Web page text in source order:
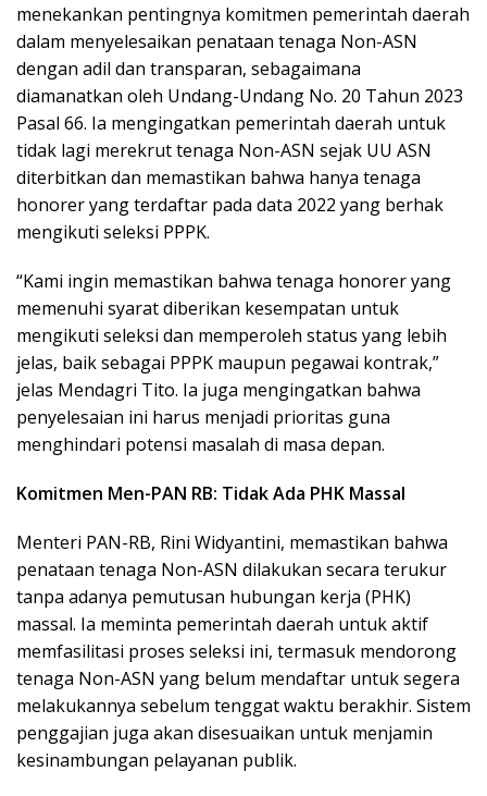
menekankan pentingnya komitmen pemerintah daerah
dalam menyelesaikan penataan tenaga Non-ASN
dengan adil dan transparan, sebagaimana
diamanatkan oleh Undang-Undang No. 20 Tahun 2023
Pasal 66. Ia mengingatkan pemerintah daerah untuk
tidak lagi merekrut tenaga Non-ASN sejak UU ASN
diterbitkan dan memastikan bahwa hanya tenaga
honorer yang terdaftar pada data 2022 yang berhak
mengikuti seleksi PPPK.
“Kami ingin memastikan bahwa tenaga honorer yang
memenuhi syarat diberikan kesempatan untuk
mengikuti seleksi dan memperoleh status yang lebih
jelas, baik sebagai PPPK maupun pegawai kontrak,”
jelas Mendagri Tito. Ia juga mengingatkan bahwa
penyelesaian ini harus menjadi prioritas guna
menghindari potensi masalah di masa depan.
Komitmen Men-PAN RB: Tidak Ada PHK Massal
Menteri PAN-RB, Rini Widyantini, memastikan bahwa
penataan tenaga Non-ASN dilakukan secara terukur
tanpa adanya pemutusan hubungan kerja (PHK)
massal. Ia meminta pemerintah daerah untuk aktif
memfasilitasi proses seleksi ini, termasuk mendorong
tenaga Non-ASN yang belum mendaftar untuk segera
melakukannya sebelum tenggat waktu berakhir. Sistem
penggajian juga akan disesuaikan untuk menjamin
kesinambungan pelayanan publik.